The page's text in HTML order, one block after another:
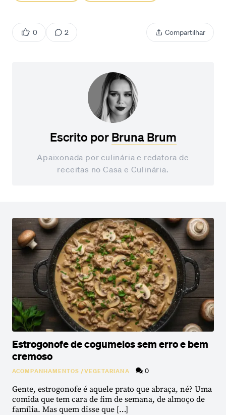
0 2 Compartilhar
Escrito por Bruna Brum
Apaixonada por culinária e redatora de
receitas no Casa e Culinária.
Estrogonofe de cogumelos sem erro e bem
cremoso
ACOMPANHAMENTOS /VEGETARIANA 0
Gente, estrogonofe é aquele prato que abraça, né? Uma
comida que tem cara de fim de semana, de almoço de
família. Mas quem disse que […]